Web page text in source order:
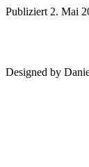
Publiziert 2. Mai
Designed by